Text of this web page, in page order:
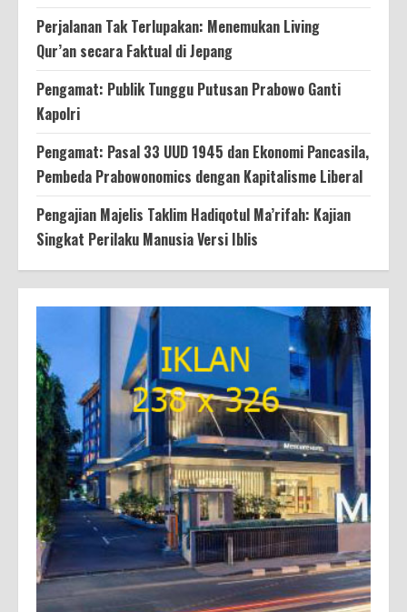
Perjalanan Tak Terlupakan: Menemukan Living
Qur’an secara Faktual di Jepang
Pengamat: Publik Tunggu Putusan Prabowo Ganti
Kapolri
Pengamat: Pasal 33 UUD 1945 dan Ekonomi Pancasila,
Pembeda Prabowonomics dengan Kapitalisme Liberal
Pengajian Majelis Taklim Hadiqotul Ma’rifah: Kajian
Singkat Perilaku Manusia Versi Iblis